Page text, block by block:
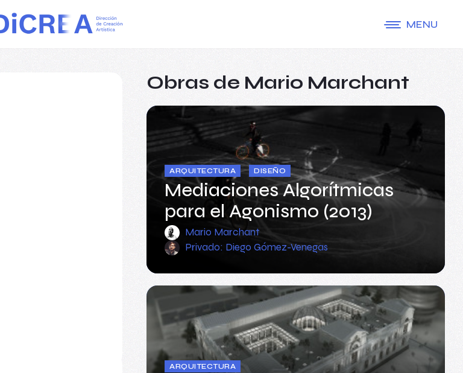
MENU
Obras de Mario Marchant
ARQUITECTURA DISEÑO
Mediaciones Algorítmicas
para el Agonismo (2013)
Mario Marchant
Privado: Diego Gómez-Venegas
ARQUITECTURA